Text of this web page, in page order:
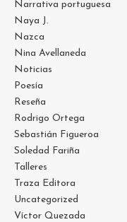
Narrativa portuguesa
Naya J.
Nazca
Nina Avellaneda
Noticias
Poesía
Reseña
Rodrigo Ortega
Sebastián Figueroa
Soledad Fariña
Talleres
Traza Editora
Uncategorized
Víctor Quezada